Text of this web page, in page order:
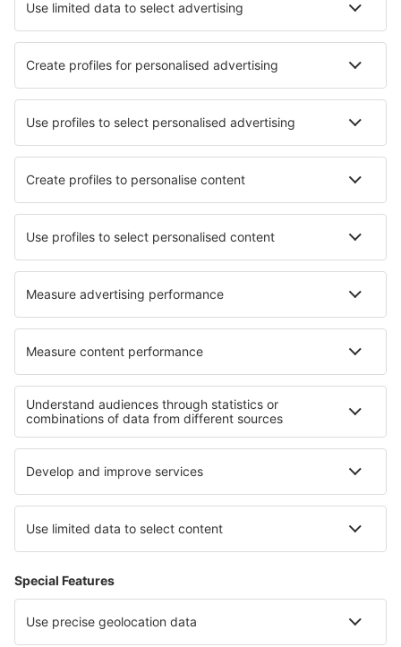
Cazare în Razlog Cazare în Marchevo
Cele mai bune locuri de cazare - orașe
Cazare în Zwardoń Cazare în Mercato San Severino
Cazare în Greenbank Cazare în Gialova
Cazare în Sistranda Cazare în Wanderup
Cele mai bune locuri de cazare - regiuni
Cazare in Sliven Cazare in Plevna Cazare in Pazargik
Cazare în Sunny Beach Cazare in Ruse
Cazare în Parcul Național Munții Măcinului
Cazare in Peninsula Sinai Cazare in Sicilia